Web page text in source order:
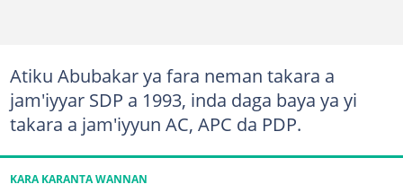
Atiku Abubakar ya fara neman takara a
jam'iyyar SDP a 1993, inda daga baya ya yi
takara a jam'iyyun AC, APC da PDP.
KARA KARANTA WANNAN